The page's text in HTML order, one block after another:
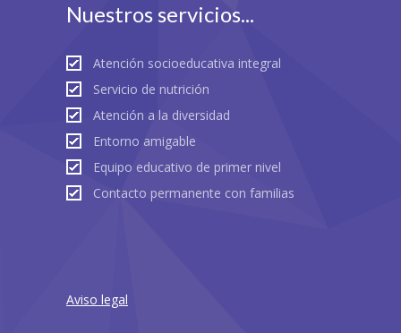
Nuestros servicios...
Atención socioeducativa integral
Servicio de nutrición
Atención a la diversidad
Entorno amigable
Equipo educativo de primer nivel
Contacto permanente con familias
Aviso legal